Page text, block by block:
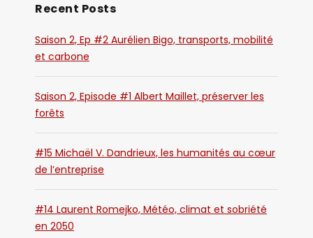
Recent Posts
Saison 2, Ep #2 Aurélien Bigo, transports, mobilité
et carbone
Saison 2, Episode #1 Albert Maillet, préserver les
forêts
#15 Michaël V. Dandrieux, les humanités au cœur
de l’entreprise
#14 Laurent Romejko, Météo, climat et sobriété
en 2050